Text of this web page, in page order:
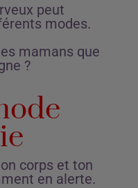
peut
modes.
mamans que
?
corps et ton
en alerte.